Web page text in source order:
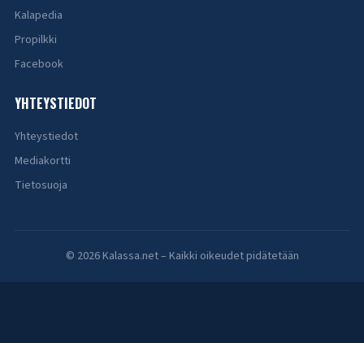
Kalapedia
Propilkki
Facebook
YHTEYSTIEDOT
Yhteystiedot
Mediakortti
Tietosuoja
© 2026 Kalassa.net – Kaikki oikeudet pidätetään